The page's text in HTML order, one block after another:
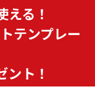
える！
テンプレー
ト！